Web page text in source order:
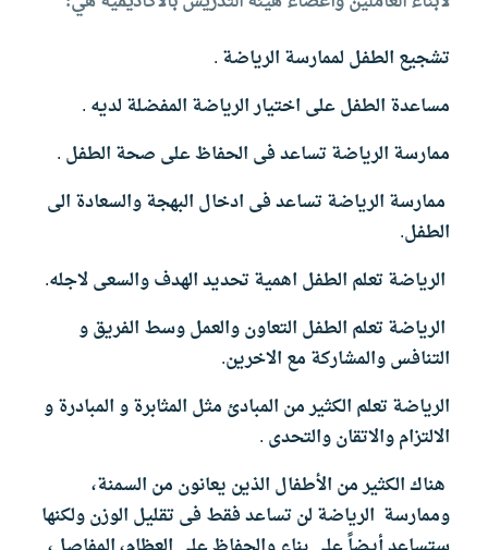
تشجيع الطفل لممارسة الرياضة .
مساعدة الطفل على اختيار الرياضة المفضلة لديه .
ممارسة الرياضة تساعد فى الحفاظ على صحة الطفل .
ممارسة الرياضة تساعد فى ادخال البهجة والسعادة الى
الطفل.
الرياضة تعلم الطفل اهمية تحديد الهدف والسعى لاجله.
الرياضة تعلم الطفل التعاون والعمل وسط الفريق و
التنافس والمشاركة مع الاخرين.
الرياضة تعلم الكثير من المبادئ مثل المثابرة و المبادرة و
الالتزام والاتقان والتحدى .
هناك الكثير من الأطفال الذين يعانون من السمنة،
وممارسة الرياضة لن تساعد فقط فى تقليل الوزن ولكنها